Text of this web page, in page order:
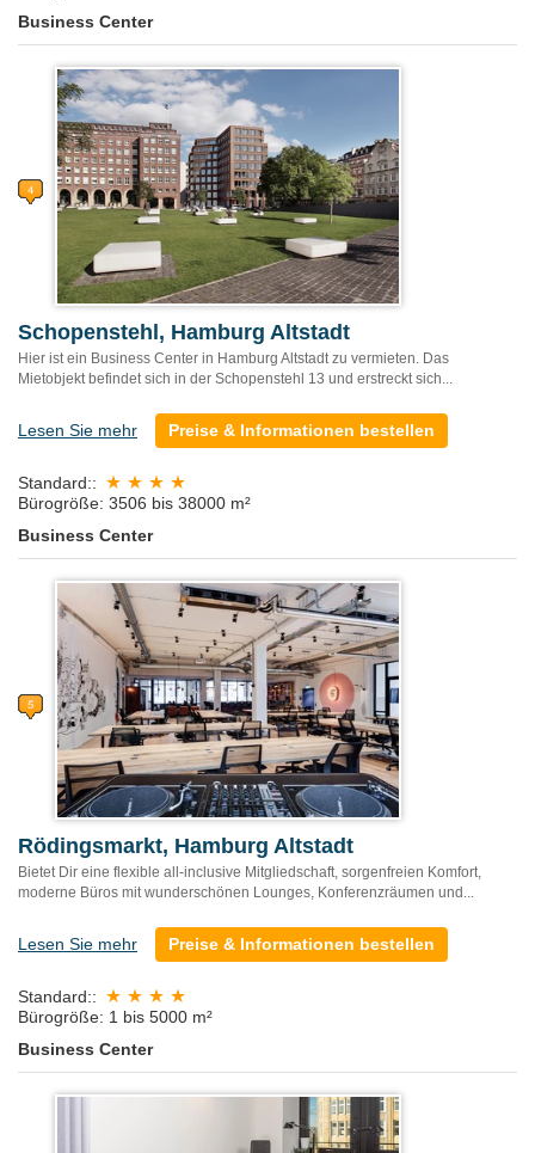
Business Center
Schopenstehl, Hamburg Altstadt
Hier ist ein Business Center in Hamburg Altstadt zu vermieten. Das
Mietobjekt befindet sich in der Schopenstehl 13 und erstreckt sich...
Lesen Sie mehr Preise & Informationen bestellen
Standard::
Bürogröße: 3506 bis 38000 m²
Business Center
Rödingsmarkt, Hamburg Altstadt
Bietet Dir eine flexible all-inclusive Mitgliedschaft, sorgenfreien Komfort,
moderne Büros mit wunderschönen Lounges, Konferenzräumen und...
Lesen Sie mehr Preise & Informationen bestellen
Standard::
Bürogröße: 1 bis 5000 m²
Business Center